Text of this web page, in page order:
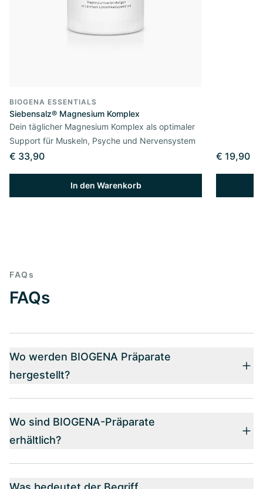
BIOGENA ESSENTIALS
Siebensalz® Magnesium Komplex
Dein täglicher Magnesium Komplex als optimaler
Support für Muskeln, Psyche und Nervensystem
€ 33,90
In den Warenkorb
€ 19,90
FAQs
FAQs
Wo werden BIOGENA Präparate
hergestellt?
Wo sind BIOGENA-Präparate
erhältlich?